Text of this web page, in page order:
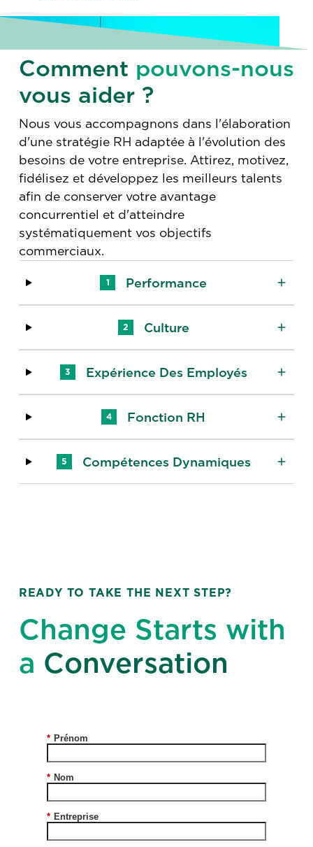
Comment pouvons-nous
vous aider ?
Nous vous accompagnons dans l'élaboration
d'une stratégie RH adaptée à l'évolution des
besoins de votre entreprise. Attirez, motivez,
fidélisez et développez les meilleurs talents
afin de conserver votre avantage
concurrentiel et d'atteindre
systématiquement vos objectifs
commerciaux.
1 Performance
2 Culture
3 Expérience Des Employés
4 Fonction RH
5 Compétences Dynamiques
READY TO TAKE THE NEXT STEP?
Change Starts with
a Conversation
* Prénom
* Nom
* Entreprise